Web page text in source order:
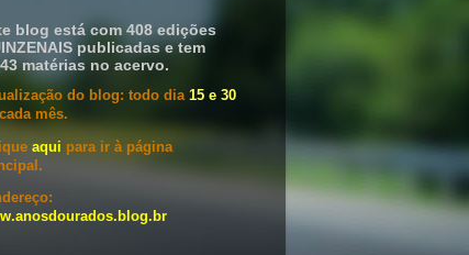
blog está com 408 edições
publicadas e tem
matérias no acervo.
do blog: todo dia 15 e 30
mês.
aqui para ir à página